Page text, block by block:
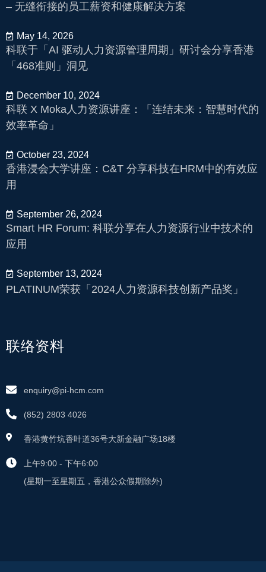
– 无缝衔接的员工薪资和健康解决方案
May 14, 2026
科联于「AI 驱动人力资源管理周期」研讨会分享香港
「468准则」洞见
December 10, 2024
科联 X Moka人力资源讲座：「连结未来：智慧时代的
效率革命」
October 23, 2024
香港浸会大学讲座：C&T 分享科技在HRM中的有效应
用
September 26, 2024
Smart HR Forum: 科联分享在人力资源行业中技术的
应用
September 13, 2024
PLATINUM荣获「2024人力资源科技创新产品奖」
联络资料
enquiry@pi-hcm.com
(852) 2803 4026
香港黄竹坑香叶道36号大新金融广场18楼
上午9:00 - 下午6:00
(星期一至星期五，香港公众假期除外)